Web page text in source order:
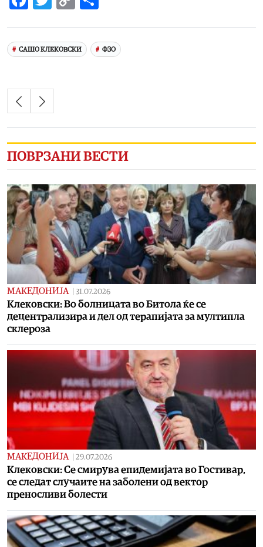
САШО КЛЕКОВСКИ ФЗО
ПОВРЗАНИ ВЕСТИ
МАКЕДОНИЈА 31.07.2026
Клековски: Во болницата во Битола ќе се
децентрализира и дел од терапијата за мултипла
склероза
МАКЕДОНИЈА 29.07.2026
Клековски: Се смирува епидемијата во Гостивар,
се следат случаите на заболени од вектор
преносливи болести